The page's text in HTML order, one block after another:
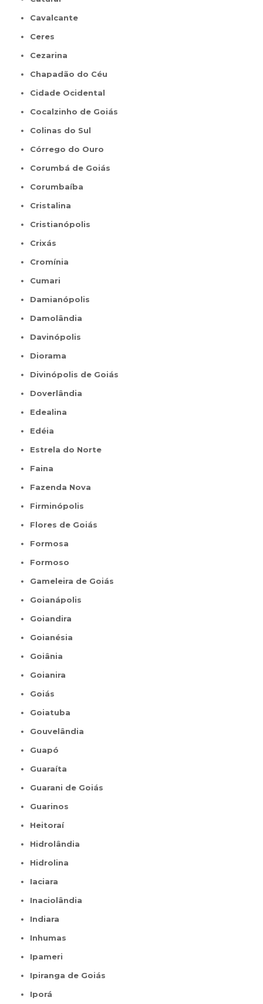
Cavalcante
Ceres
Cezarina
Chapadão do Céu
Cidade Ocidental
Cocalzinho de Goiás
Colinas do Sul
Córrego do Ouro
Corumbá de Goiás
Corumbaíba
Cristalina
Cristianópolis
Crixás
Cromínia
Cumari
Damianópolis
Damolândia
Davinópolis
Diorama
Divinópolis de Goiás
Doverlândia
Edealina
Edéia
Estrela do Norte
Faina
Fazenda Nova
Firminópolis
Flores de Goiás
Formosa
Formoso
Gameleira de Goiás
Goianápolis
Goiandira
Goianésia
Goiânia
Goianira
Goiás
Goiatuba
Gouvelândia
Guapó
Guaraíta
Guarani de Goiás
Guarinos
Heitoraí
Hidrolândia
Hidrolina
Iaciara
Inaciolândia
Indiara
Inhumas
Ipameri
Ipiranga de Goiás
Iporá